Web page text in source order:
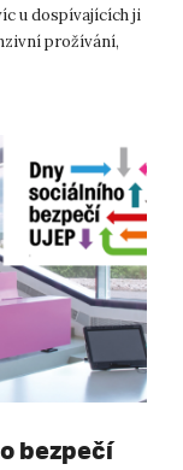
u dospívajících ji
prožívání,
bezpečí